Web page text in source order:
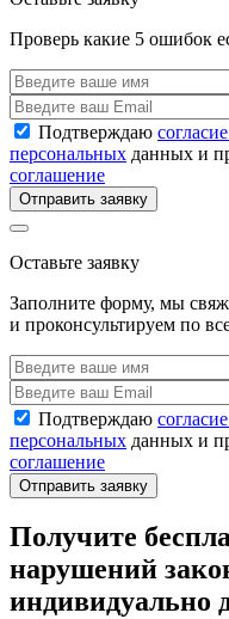
Проверь какие 5 ошибок
Подтверждаю
персональных данных и
соглашение
Отправить заявку
Оставьте заявку
Заполните форму, мы
и проконсультируем по
Подтверждаю
персональных данных и
соглашение
Отправить заявку
Получите
нарушений
индивидуально